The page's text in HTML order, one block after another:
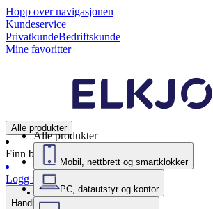
Hopp over navigasjonen
Kundeservice
PrivatkundeBedriftskunde
Mine favoritter
Alle produkter
Finn butikk
Logg inn
Handlekurv
Alle produkter
Mobil, nettbrett og smartklokker
PC, datautstyr og kontor